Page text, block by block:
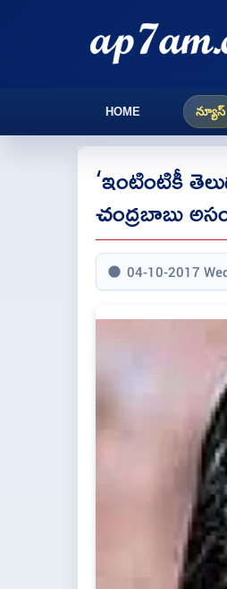
HOME న్యూస్
‘ఇంటింటికీ
చంద్రబాబు
04-10-2017